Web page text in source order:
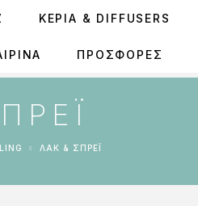
ΚΕΡΙΆ & DIFFUSERS
ΠΡΟΣΦΟΡΕΣ
ΛΑΚ & ΣΠΡΈΙ